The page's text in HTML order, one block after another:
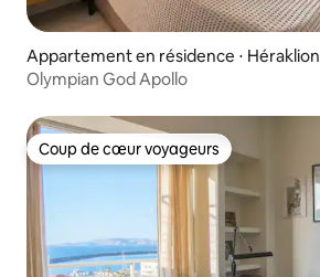
Appartement en résidence ⋅ Héraklion
Olympian God Apollo
Coup de cœur voyageurs
Coup de cœur voyageurs